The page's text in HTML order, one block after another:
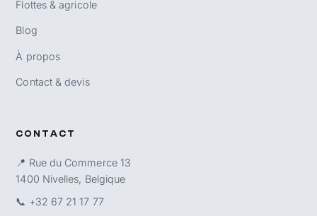
Flottes & agricole
Blog
À propos
Contact & devis
CONTACT
📍 Rue du Commerce 13
1400 Nivelles, Belgique
📞 +32 67 21 17 77